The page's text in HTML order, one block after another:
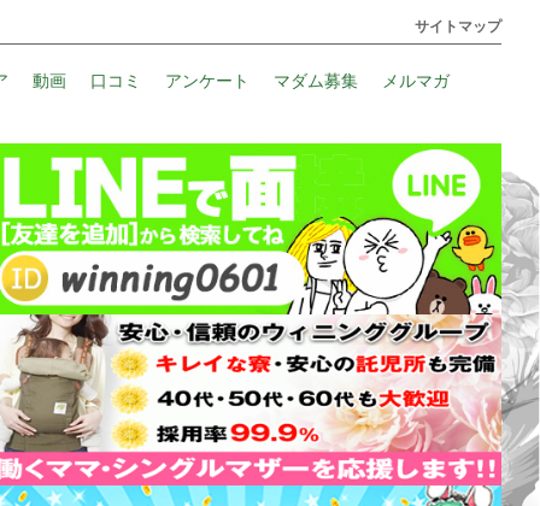
サイトマップ
動画 口コミ アンケート マダム募集 メルマガ